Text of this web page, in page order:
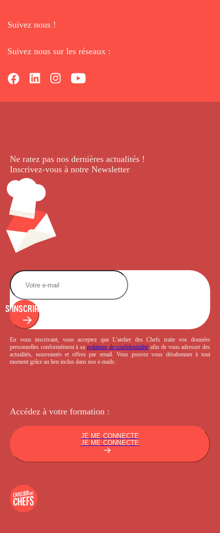
Suivez nous !
Suivez nous sur les réseaux :
Ne ratez pas nos dernières actualités !
Inscrivez-vous à notre Newsletter.
S'INSCRIRE
En vous inscrivant, vous acceptez que L’atelier des Chefs traite vos données
personnelles conformément à sa politique de confidentialité afin de vous adresser des
actualités, nouveautés et offres par email. Vous pouvez vous désabonner à tout
moment grâce au lien inclus dans nos e-mails.
Accédez à votre formation :
JE ME CONNECTE
JE ME CONNECTE